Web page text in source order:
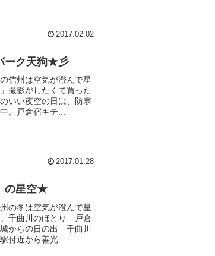
2017.02.02
ーク天狗★彡
信州は空気が澄んで星
撮影がしたくて買った
いい夜空の日は、防寒
。戸倉宿キテ...
2017.01.28
の星空★
の冬は空気が澄んで星
。千曲川のほとり 戸倉
からの日の出 千曲川
付近から善光...